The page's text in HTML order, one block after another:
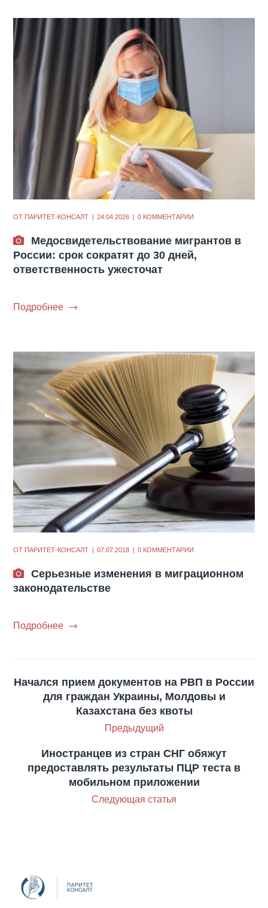
ОТ ПАРИТЕТ-КОНСАЛТ 24.04.2026 0 КОММЕНТАРИИ
Медосвидетельствование мигрантов в
России: срок сократят до 30 дней,
ответственность ужесточат
Подробнее
ОТ ПАРИТЕТ-КОНСАЛТ 07.07.2018 0 КОММЕНТАРИИ
Cерьезные изменения в миграционном
законодательстве
Подробнее
Начался прием документов на РВП в России
для граждан Украины, Молдовы и
Казахстана без квоты
Предыдущий
Иностранцев из стран СНГ обяжут
предоставлять результаты ПЦР теста в
мобильном приложении
Следующая статья